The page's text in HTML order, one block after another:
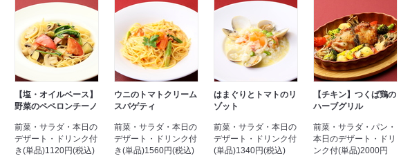
【塩・オイルベース】
野菜のペペロンチーノ
前菜・サラダ・本日の
デザート・ドリンク付
き(単品)1120円(税込)
ウニのトマトクリーム
スパゲティ
前菜・サラダ・本日の
デザート・ドリンク付
き(単品)1560円(税込)
はまぐりとトマトのリ
ゾット
前菜・サラダ・本日の
デザート・ドリンク付
(単品)1340円(税込)
【チキン】つくば鶏の
ハーブグリル
前菜・サラダ・パン・
本日のデザート・ドリ
ンク付(単品)2000円